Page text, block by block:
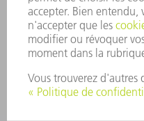
SOCIAL ET SOCIÉTÉ
GESTION D'ENTREPRISE